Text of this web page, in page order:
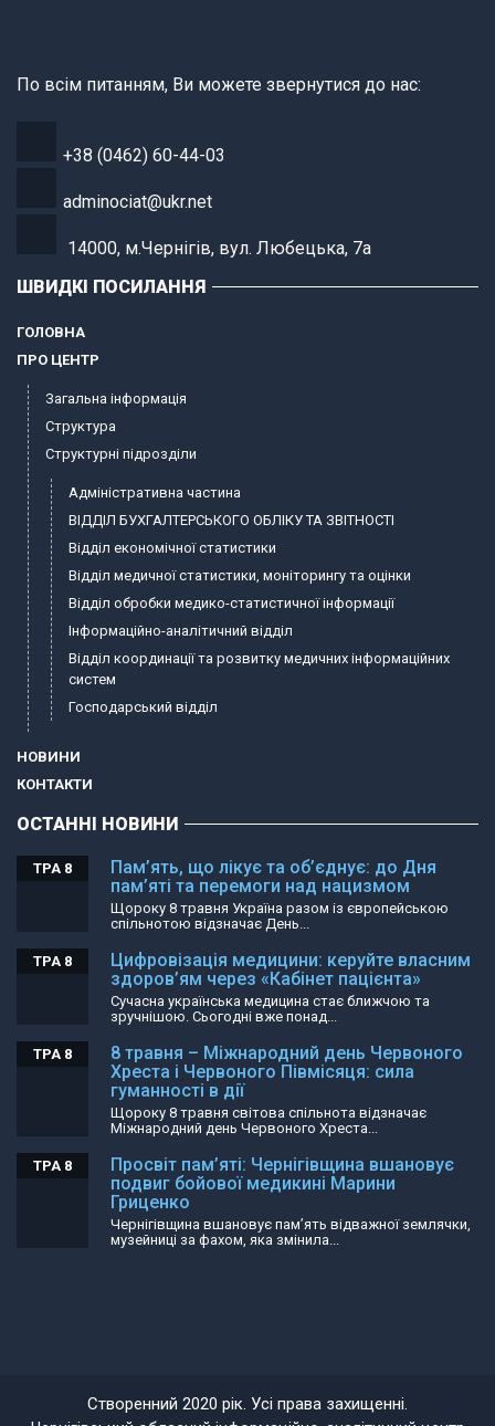
По всім питанням, Ви можете звернутися до нас:
+38 (0462) 60-44-03
adminociat@ukr.net
14000, м.Чернігів, вул. Любецька, 7а
ШВИДКІ ПОСИЛАННЯ
ГОЛОВНА
ПРО ЦЕНТР
Загальна інформація
Структура
Структурні підрозділи
Адміністративна частина
ВІДДІЛ БУХГАЛТЕРСЬКОГО ОБЛІКУ ТА ЗВІТНОСТІ
Відділ економічної статистики
Відділ медичної статистики, моніторингу та оцінки
Відділ обробки медико-статистичної інформації
Інформаційно-аналітичний відділ
Відділ координації та розвитку медичних інформаційних
систем
Господарський відділ
НОВИНИ
КОНТАКТИ
ОСТАННІ НОВИНИ
Пам’ять, що лікує та об’єднує: до Дня
пам’яті та перемоги над нацизмом
ТРА 8
Щороку 8 травня Україна разом із європейською
спільнотою відзначає День...
Цифровізація медицини: керуйте власним
здоров’ям через «Кабінет пацієнта»
ТРА 8
Сучасна українська медицина стає ближчою та
зручнішою. Сьогодні вже понад...
8 травня – Міжнародний день Червоного
Хреста і Червоного Півмісяця: сила
гуманності в дії
ТРА 8
Щороку 8 травня світова спільнота відзначає
Міжнародний день Червоного Хреста...
Просвіт пам’яті: Чернігівщина вшановує
подвиг бойової медикині Марини
Гриценко
ТРА 8
Чернігівщина вшановує пам’ять відважної землячки,
музейниці за фахом, яка змінила...
Створенний 2020 рік. Усі права захищенні.